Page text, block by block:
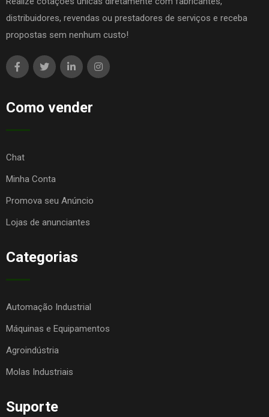
distribuidores, revendas ou prestadores de serviços e receba
propostas sem nenhum custo!
Como vender
Chat
Minha Conta
Promova seu Anúncio
Lojas de anunciantes
Categorias
Automação Industrial
Máquinas e Equipamentos
Agroindústria
Molas Industriais
Suporte